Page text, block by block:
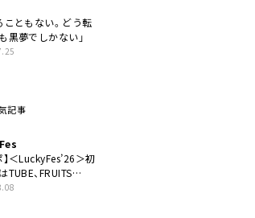
こともない。どう転
黒夢でしかない」
記事
】＜LuckyFes’26＞初
TUBE、FRUITS
綾小路翔、鬼龍院翔